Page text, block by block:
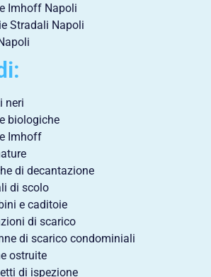
Imhoff Napoli
Stradali Napoli
neri
biologiche
Imhoff
di decantazione
di scolo
e caditoie
di scarico
di scarico condominiali
ostruite
di ispezione